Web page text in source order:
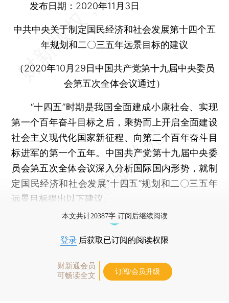
发布日期： 2020年11月3日
中共中央关于制定国民经济和社会发展第十四个五
年规划和二〇三五年远景目标的建议
（2020年10月29日中国共产党第十九届中央委员
会第五次全体会议通过）
“十四五”时期是我国全面建成小康社会、实现
第一个百年奋斗目标之后，乘势而上开启全面建设
社会主义现代化国家新征程、向第二个百年奋斗目
标进军的第一个五年。中国共产党第十九届中央委
员会第五次全体会议深入分析国际国内形势，就制
定国民经济和社会发展“十四五”规划和二〇三五年
远景目标提出以下建议。
本文共计20387字 订阅后继续阅读
登录 后获取已订阅的阅读权限
财新通会员
可畅读全文
订阅/会员升级